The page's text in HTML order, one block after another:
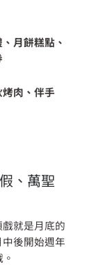
月餅糕點、
肉、伴手
、萬聖
就是月底的
後開始週年